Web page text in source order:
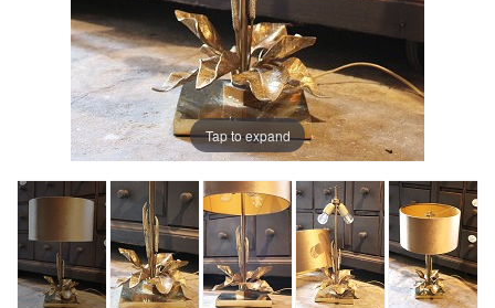
Tap to expand